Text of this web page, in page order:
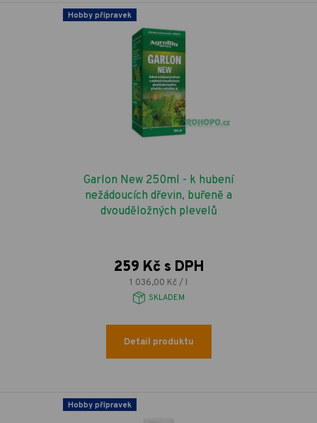
Hobby přípravek
Garlon New 250ml - k hubení
nežádoucích dřevin, buřeně a
dvouděložných plevelů
259 Kč s DPH
1 036,00 Kč / l
SKLADEM
Detail produktu
Hobby přípravek